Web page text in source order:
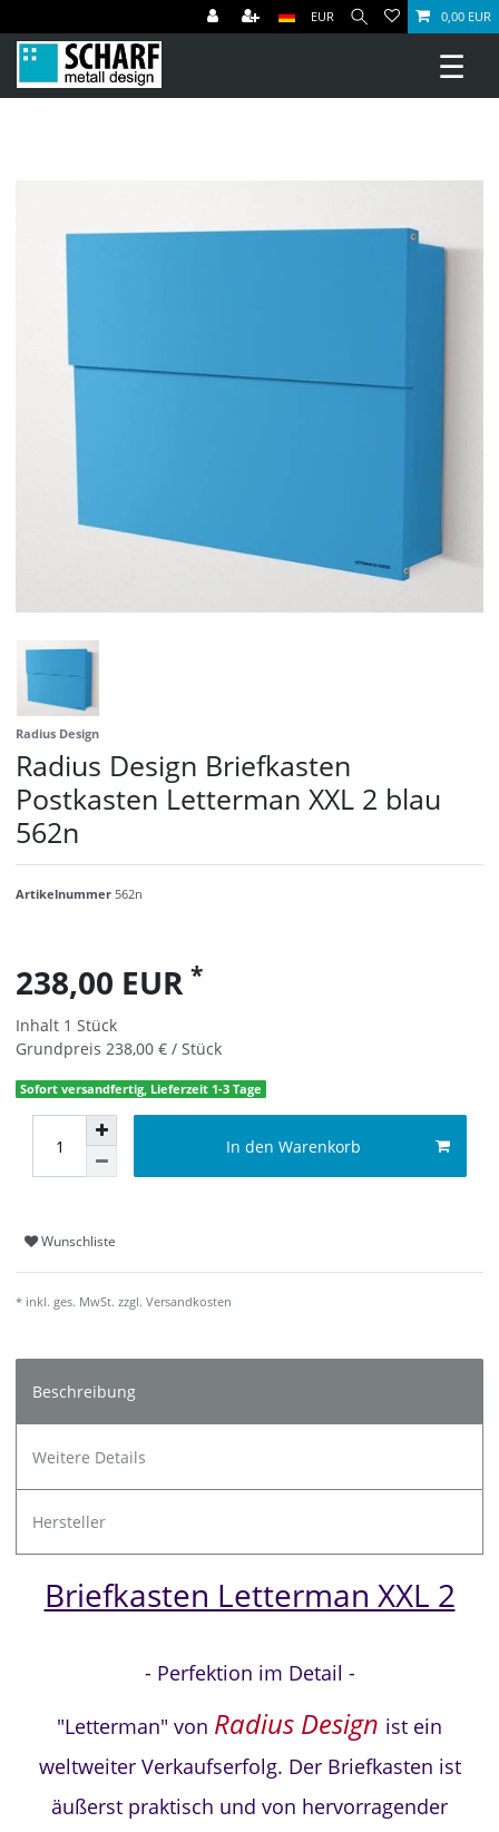
EUR 0,00 EUR
☰
Radius Design
Radius Design Briefkasten
Postkasten Letterman XXL 2 blau
562n
Artikelnummer 562n
238,00 EUR *
Inhalt 1 Stück
Grundpreis 238,00 € / Stück
Sofort versandfertig, Lieferzeit 1-3 Tage
In den Warenkorb
Wunschliste
* inkl. ges. MwSt. zzgl. Versandkosten
Beschreibung
Weitere Details
Hersteller
Briefkasten Letterman XXL 2
- Perfektion im Detail -
"Letterman" von Radius Design ist ein
weltweiter Verkaufserfolg. Der Briefkasten ist
äußerst praktisch und von hervorragender